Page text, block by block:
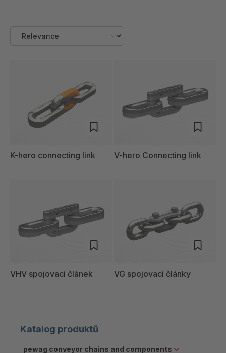
K-hero connecting link V-hero Connecting link
VHV spojovací článek VG spojovací články
Katalog produktů
pewag conveyor chains and components